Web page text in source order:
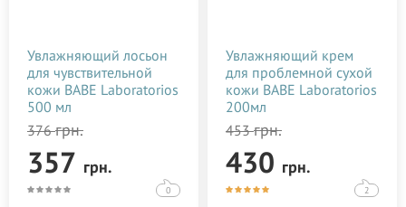
Увлажняющий лосьон
для чувствительной
кожи BABE Laboratorios
500 мл
376грн.
357 грн.
0
Увлажняющий крем
для проблемной сухой
кожи BABE Laboratorios
200мл
453грн.
430 грн.
2